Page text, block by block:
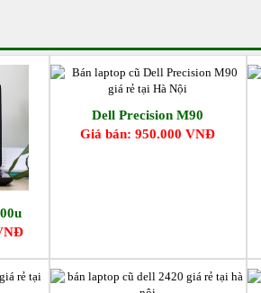
Dell Precision M90
Giá bán: 950.000 VNĐ